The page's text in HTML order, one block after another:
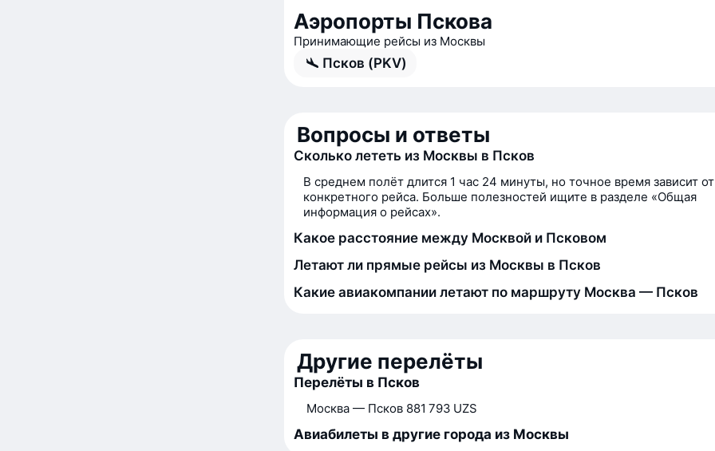
Аэропорты Пскова
Принимающие рейсы из Москвы
Псков (PKV)
Вопросы и ответы
Сколько лететь из Москвы в Псков
В среднем полёт длится 1 час 24 минуты, но точное время зависит от
конкретного рейса. Больше полезностей ищите в разделе «Общая
информация о рейсах».
Какое расстояние между Москвой и Псковом
Летают ли прямые рейсы из Москвы в Псков
Какие авиакомпании летают по маршруту Москва — Псков
Другие перелёты
Перелёты в Псков
Москва — Псков 881 793 UZS
Авиабилеты в другие города из Москвы